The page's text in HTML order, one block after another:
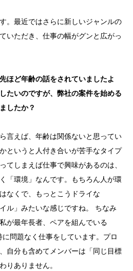
。最近ではさらに新しいジャンルの
いただき、仕事の幅がグンと広がっ
ほど年齢の話をされていましたよ
たいのですが、弊社の案件を始める
したか？
言えば、年齢は関係ないと思ってい
というと人付き合いが苦手なタイプ
てしまえば仕事で興味があるのは、
「環境」なんです。もちろん人が環
なくで、もっとこうドライな
ル」みたいな感じですね。 ちなみ
が最年長者、ペアを組んでいる
問題なく仕事をしています。プロ
自分も含めてメンバーは「同じ目標
りありません。